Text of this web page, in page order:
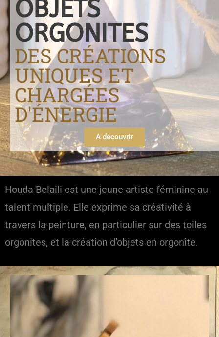
OBJETS
ORGONITES
DES CRÉATIONS
UNIQUES ET
CHARGÉES
D'ÉNERGIE
A découvrir
Houda Belaili est une jeune artiste féminine au
talent multiple. Elle exprime sa créativité à
travers la peinture, en particulier sur des toiles
orgonites, et la création d’objets en orgonite.